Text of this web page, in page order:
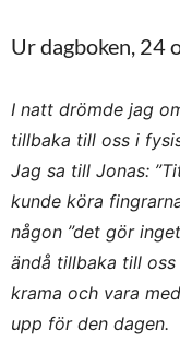
Ur dagboken, 24
I natt drömde jag
tillbaka till oss i
Jag sa till Jonas:
kunde köra
någon ”det gör
ändå tillbaka till oss
krama och vara
upp för den dagen.